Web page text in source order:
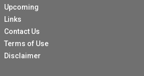
Upcoming
Links
Contact Us
Terms of Use
Disclaimer